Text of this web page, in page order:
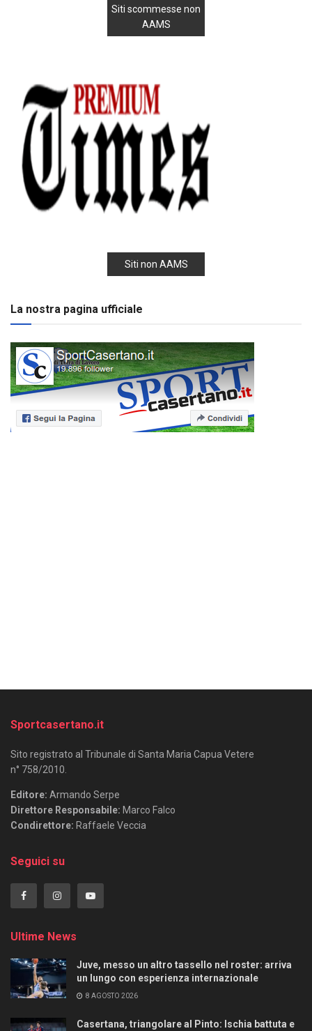
Siti scommesse non
AAMS
Siti non AAMS
La nostra pagina ufficiale
Sportcasertano.it
Sito registrato al Tribunale di Santa Maria Capua Vetere
n° 758/2010.
Editore: Armando Serpe
Direttore Responsabile: Marco Falco
Condirettore: Raffaele Veccia
Seguici su
Ultime News
Juve, messo un altro tassello nel roster: arriva
un lungo con esperienza internazionale
8 AGOSTO 2026
Casertana, triangolare al Pinto: Ischia battuta e